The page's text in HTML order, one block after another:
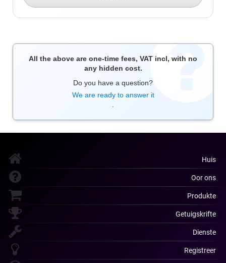
All the above are one-time fees, VAT incl, with no
any hidden cost.
Do you have a question?
We are ready to answer it
Huis
Oor ons
Produkte
Getuigskrifte
Dienste
Registreer